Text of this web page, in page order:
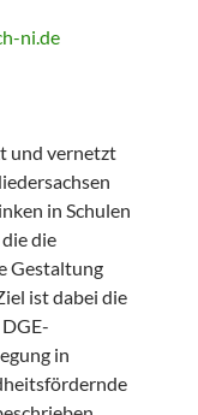
ni.de
und vernetzt
in Schulen
die
Gestaltung
ist dabei die
in